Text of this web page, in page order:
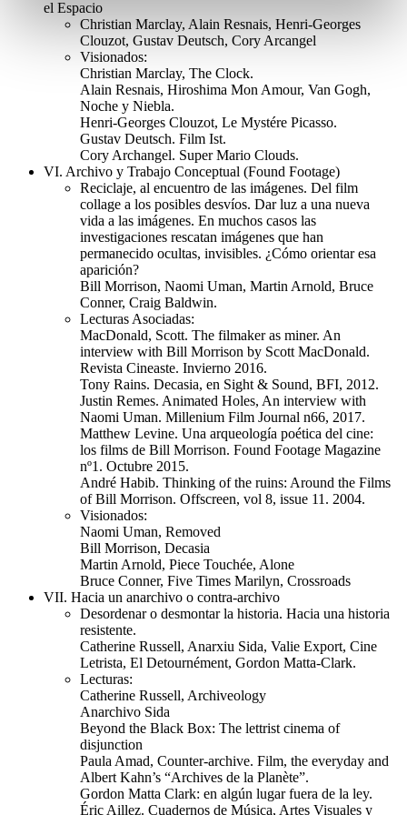
el Espacio
Christian Marclay, Alain Resnais, Henri-Georges
Clouzot, Gustav Deutsch, Cory Arcangel
Visionados:
Christian Marclay, The Clock.
Alain Resnais, Hiroshima Mon Amour, Van Gogh,
Noche y Niebla.
Henri-Georges Clouzot, Le Mystére Picasso.
Gustav Deutsch. Film Ist.
Cory Archangel. Super Mario Clouds.
VI. Archivo y Trabajo Conceptual (Found Footage)
Reciclaje, al encuentro de las imágenes. Del film
collage a los posibles desvíos. Dar luz a una nueva
vida a las imágenes. En muchos casos las
investigaciones rescatan imágenes que han
permanecido ocultas, invisibles. ¿Cómo orientar esa
aparición?
Bill Morrison, Naomi Uman, Martin Arnold, Bruce
Conner, Craig Baldwin.
Lecturas Asociadas:
MacDonald, Scott. The filmaker as miner. An
interview with Bill Morrison by Scott MacDonald.
Revista Cineaste. Invierno 2016.
Tony Rains. Decasia, en Sight & Sound, BFI, 2012.
Justin Remes. Animated Holes, An interview with
Naomi Uman. Millenium Film Journal n66, 2017.
Matthew Levine. Una arqueología poética del cine:
los films de Bill Morrison. Found Footage Magazine
nº1. Octubre 2015.
André Habib. Thinking of the ruins: Around the Films
of Bill Morrison. Offscreen, vol 8, issue 11. 2004.
Visionados:
Naomi Uman, Removed
Bill Morrison, Decasia
Martin Arnold, Piece Touchée, Alone
Bruce Conner, Five Times Marilyn, Crossroads
VII. Hacia un anarchivo o contra-archivo
Desordenar o desmontar la historia. Hacia una historia
resistente.
Catherine Russell, Anarxiu Sida, Valie Export, Cine
Letrista, El Detournément, Gordon Matta-Clark.
Lecturas:
Catherine Russell, Archiveology
Anarchivo Sida
Beyond the Black Box: The lettrist cinema of
disjunction
Paula Amad, Counter-archive. Film, the everyday and
Albert Kahn’s “Archives de la Planète”.
Gordon Matta Clark: en algún lugar fuera de la ley.
Éric Aillez. Cuadernos de Música, Artes Visuales y